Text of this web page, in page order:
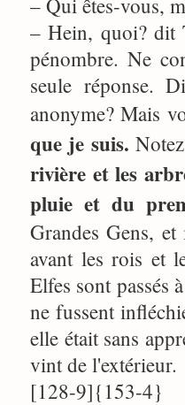
– Hein, quoi? dit
pénombre. Ne
seule réponse.
anonyme? Mais
que je suis.
rivière et les
pluie et du
Grandes Gens,
avant les rois et
Elfes sont passés
ne fussent
elle était sans
vint de
[128-9]{153-4}